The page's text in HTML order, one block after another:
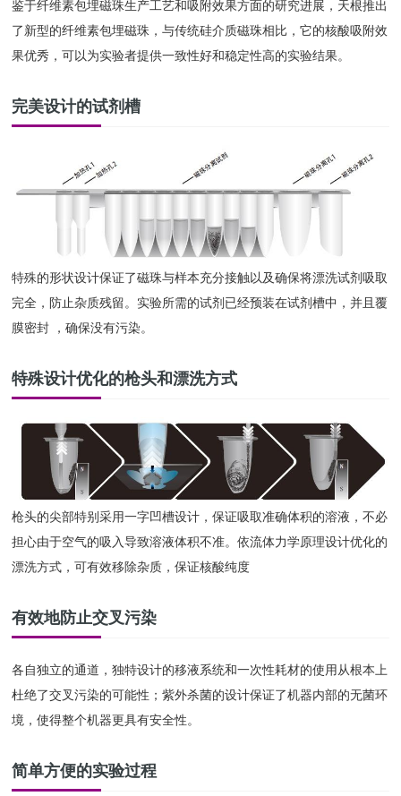
鉴于纤维素包埋磁珠生产工艺和吸附效果方面的研究进展，天根推出
了新型的纤维素包埋磁珠，与传统硅介质磁珠相比，它的核酸吸附效
果优秀，可以为实验者提供一致性好和稳定性高的实验结果。
完美设计的试剂槽
特殊的形状设计保证了磁珠与样本充分接触以及确保将漂洗试剂吸取
完全，防止杂质残留。实验所需的试剂已经预装在试剂槽中，并且覆
膜密封 ，确保没有污染。
特殊设计优化的枪头和漂洗方式
枪头的尖部特别采用一字凹槽设计，保证吸取准确体积的溶液，不必
担心由于空气的吸入导致溶液体积不准。依流体力学原理设计优化的
漂洗方式，可有效移除杂质，保证核酸纯度
有效地防止交叉污染
各自独立的通道，独特设计的移液系统和一次性耗材的使用从根本上
杜绝了交叉污染的可能性；紫外杀菌的设计保证了机器内部的无菌环
境，使得整个机器更具有安全性。
简单方便的实验过程